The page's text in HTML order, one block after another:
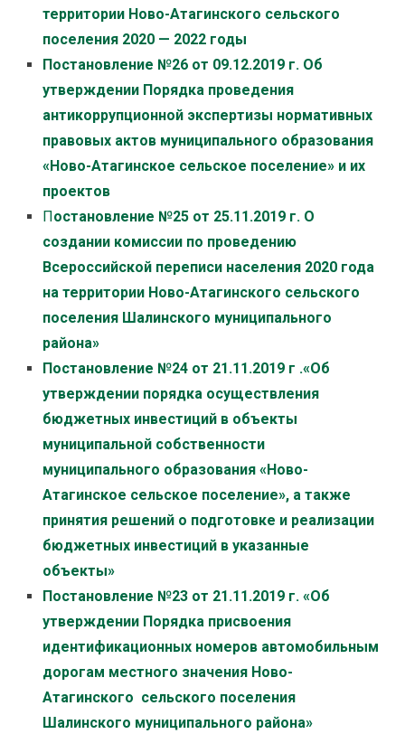
территории Ново-Атагинского сельского
поселения 2020 — 2022 годы
Постановление №26 от 09.12.2019 г. Об
утверждении Порядка проведения
антикоррупционной экспертизы нормативных
правовых актов муниципального образования
«Ново-Атагинское сельское поселение» и их
проектов
П остановление №25 от 25.11.2019 г. О
создании комиссии по проведению
Всероссийской переписи населения 2020 года
на территории Ново-Атагинского сельского
поселения Шалинского муниципального
района»
Постановление №24 от 21.11.2019 г .«Об
утверждении порядка осуществления
бюджетных инвестиций в объекты
муниципальной собственности
муниципального образования «Ново-
Атагинское сельское поселение», а также
принятия решений о подготовке и реализации
бюджетных инвестиций в указанные
объекты»
Постановление №23 от 21.11.2019 г. «Об
утверждении Порядка присвоения
идентификационных номеров автомобильным
дорогам местного значения Ново-
Атагинского сельского поселения
Шалинского муниципального района»